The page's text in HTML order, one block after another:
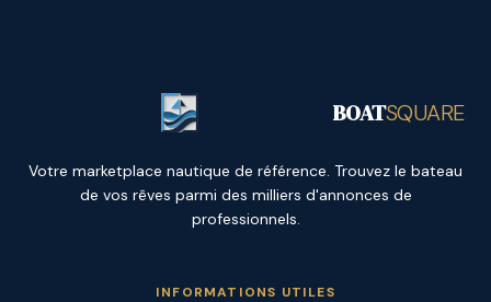
BOATSQUARE
Votre marketplace nautique de référence. Trouvez le bateau
de vos rêves parmi des milliers d'annonces de
professionnels.
INFORMATIONS UTILES